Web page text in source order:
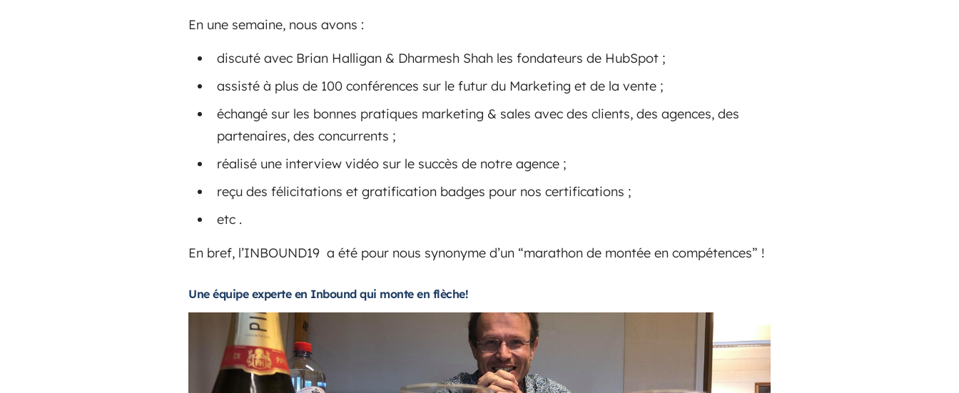
En une semaine, nous avons :
discuté avec Brian Halligan & Dharmesh Shah les fondateurs de HubSpot ;
assisté à plus de 100 conférences sur le futur du Marketing et de la vente ;
échangé sur les bonnes pratiques marketing & sales avec des clients, des agences, des
partenaires, des concurrents ;
réalisé une interview vidéo sur le succès de notre agence ;
reçu des félicitations et gratification badges pour nos certifications ;
etc .
En bref, l’INBOUND19 a été pour nous synonyme d’un “marathon de montée en compétences” !
Une équipe experte en Inbound qui monte en flèche!